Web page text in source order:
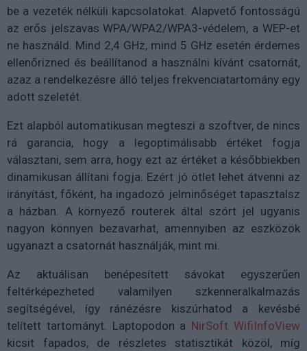
be a vezeték nélküli kapcsolatokat. Alapvető fontosságú
az erős jelszavas WPA/WPA2/WPA3-védelem, a WEP-et
ne használd. Mind 2,4 GHz, mind 5 GHz esetén érdemes
ellenőrizned és beállítanod a használni kívánt csatornát,
azaz a rendelkezésre álló teljes frekvenciatartomány egy
adott szeletét.
Ezt alapból automatikusan megteszi a szoftver, de nincs
rá garancia, hogy a legoptimálisabb értéket fogja
választani, sem arra, hogy ezt az értéket a későbbiekben
dinamikusan állítani fogja. Ezért jó ötlet lehet átvenni az
irányítást, főként, ha ingadozó jelminőséget tapasztalsz
a házban. A környező routerek által szórt jel ugyanis
nagyon könnyen bezavarhat, amennyiben az eszközök
ugyanazt a csatornát használják, mint mi.
Az aktuálisan benépesített sávokat egyszerűen
feltérképezheted valamilyen szkenneralkalmazás
segítségével, így ránézésre kiszúrhatod a kevésbé
telített tartományt. Laptopodon a NirSoft WifiInfoView
kicsit fapados, de részletes statisztikát közöl, míg